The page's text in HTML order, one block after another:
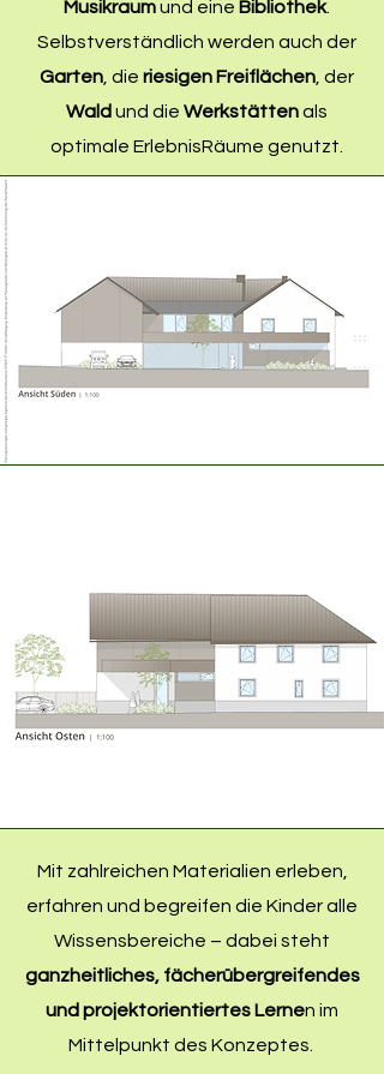
Musikraumund eine Bibliothek.
Selbstverständlich werden auch der
Garten , die riesigen Freiflächen , der
Wald und die Werkstättenals
optimale ErlebnisRäume genutzt.
Mit zahlreichen Materialien erleben,
erfahren und begreifen die Kinder alle
Wissensbereiche – dabei steht
ganzheitliches, fächerübergreifendes
und projektorientiertes Lernen im
Mittelpunkt des Konzeptes.